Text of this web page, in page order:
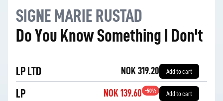
SIGNE MARIE RUSTAD
Do You Know Something I Don't
LP LTD NOK 319.20 Add to cart
LP NOK 139.60 -50% Add to cart